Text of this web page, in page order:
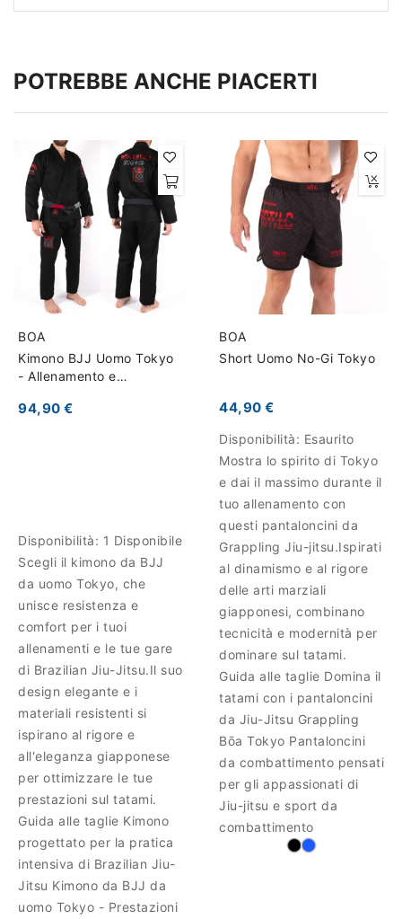
POTREBBE ANCHE PIACERTI
BOA
Kimono BJJ Uomo Tokyo
- Allenamento e
94,90 €
Disponibilità: 1 Disponibile
Scegli il kimono da BJJ
da uomo Tokyo, che
unisce resistenza e
comfort per i tuoi
allenamenti e le tue gare
di Brazilian Jiu-Jitsu.Il suo
design elegante e i
materiali resistenti si
ispirano al rigore e
all'eleganza giapponese
per ottimizzare le tue
prestazioni sul tatami.
Guida alle taglie Kimono
progettato per la pratica
intensiva di Brazilian Jiu-
Jitsu Kimono da BJJ da
uomo Tokyo - Prestazioni
BOA
Short Uomo No-Gi Tokyo
44,90 €
Disponibilità: Esaurito
Mostra lo spirito di Tokyo
e dai il massimo durante il
tuo allenamento con
questi pantaloncini da
Grappling Jiu-jitsu.Ispirati
al dinamismo e al rigore
delle arti marziali
giapponesi, combinano
tecnicità e modernità per
dominare sul tatami.
Guida alle taglie Domina il
tatami con i pantaloncini
da Jiu-Jitsu Grappling
Bōa Tokyo Pantaloncini
da combattimento pensati
per gli appassionati di
Jiu-jitsu e sport da
combattimento